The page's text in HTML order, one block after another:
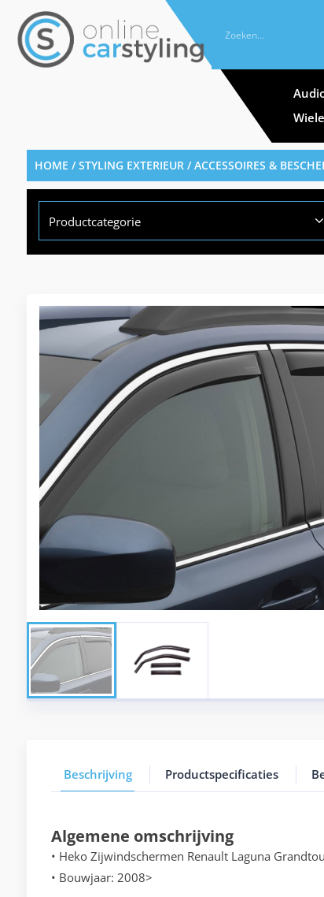
HOME /STYLING EXTERIEUR/ACCESSOIRES &
Productcategorie
Beschrijving Productspecificaties
Algemene omschrijving
• Heko Zijwindschermen Renault Laguna
• Bouwjaar: 2008>